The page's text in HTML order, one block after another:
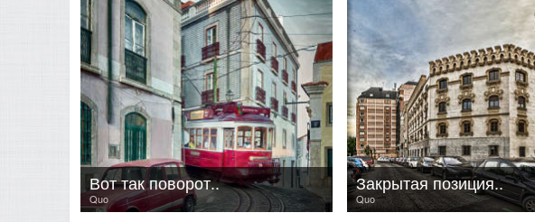
Quo
Вот так поворот..
Quo
Закрытая позиция..